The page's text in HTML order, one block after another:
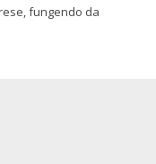
fungendo da